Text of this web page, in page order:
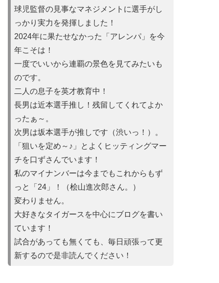
球児監督の見事なマネジメントに選手がし
っかり実力を発揮しました！
2024年に果たせなかった「アレンパ」を今
年こそは！
一度でいいから連覇の景色を見てみたいも
のです。
二人の息子を英才教育中！
長男は近本選手推し！残留してくれてよか
ったぁ～。
次男は坂本選手が推しです（渋いっ！）。
「狙いを定め～♪」とよくヒッティングマー
チを口ずさんでいます！
私のマイナンバーは今までもこれからもず
っと「24」！（桧山進次郎さん。）
変わりません。
大好きなタイガースを中心にブログを書い
ています！
試合があっても無くても、毎日頑張って更
新するので是非読んでください！